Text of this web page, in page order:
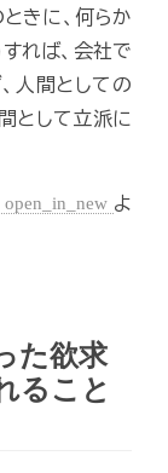
きに、何らか
れば、会社で
人間としての
として立派に
open_in_new よ
た欲求
ること